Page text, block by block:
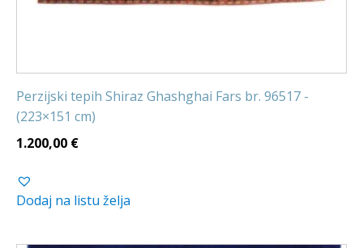
Perzijski tepih Shiraz Ghashghai Fars br. 96517 -
(223×151 cm)
1.200,00 €
Dodaj na listu želja